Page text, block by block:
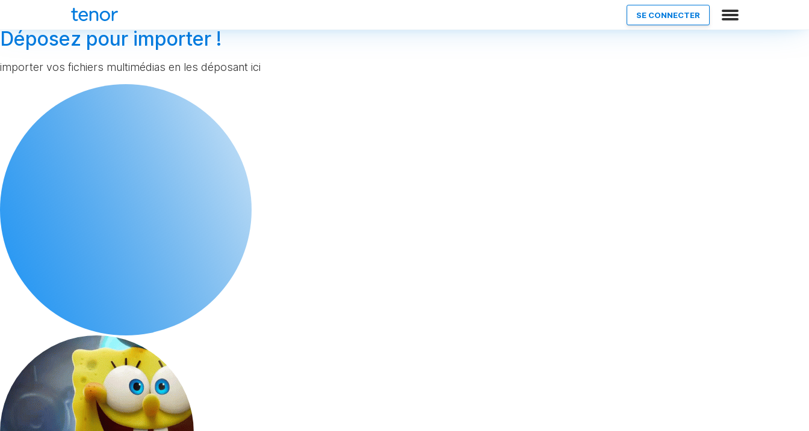
SE CONNECTER
Déposez pour importer !
importer vos fichiers multimédias en les déposant ici